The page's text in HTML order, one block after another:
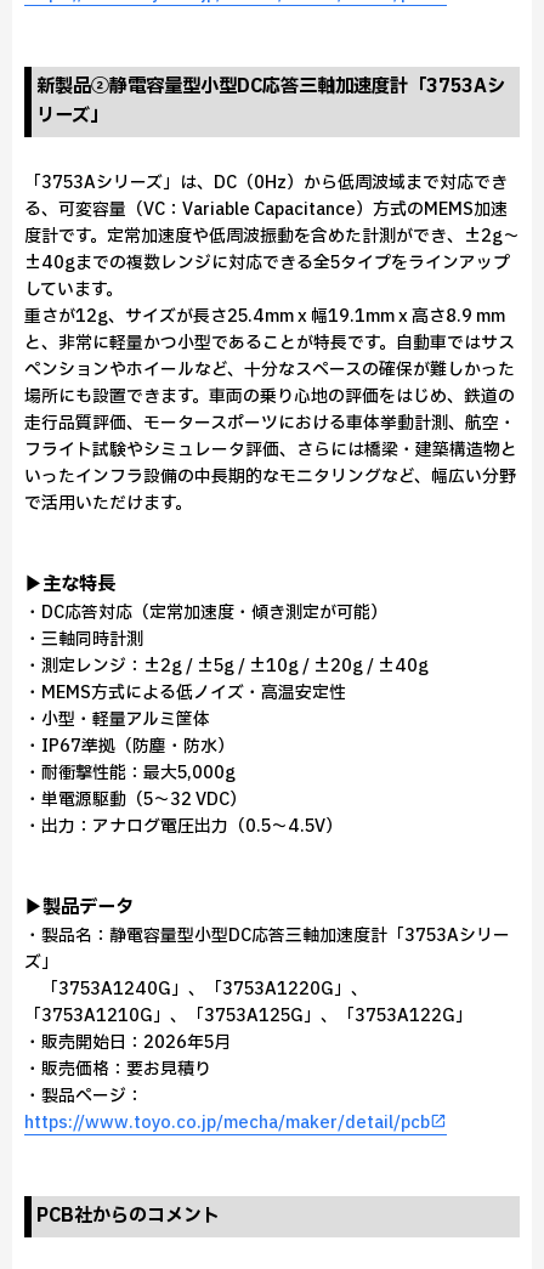
新製品②静電容量型小型DC応答三軸加速度計「3753Aシ
リーズ」
「3753Aシリーズ」は、DC（0Hz）から低周波域まで対応でき
る、可変容量（VC：Variable Capacitance）方式のMEMS加速
度計です。定常加速度や低周波振動を含めた計測ができ、±2g～
±40gまでの複数レンジに対応できる全5タイプをラインアップ
しています。
重さが12g、サイズが長さ25.4mm x 幅19.1mm x 高さ8.9 mm
と、非常に軽量かつ小型であることが特長です。自動車ではサス
ペンションやホイールなど、十分なスペースの確保が難しかった
場所にも設置できます。車両の乗り心地の評価をはじめ、鉄道の
走行品質評価、モータースポーツにおける車体挙動計測、航空・
フライト試験やシミュレータ評価、さらには橋梁・建築構造物と
いったインフラ設備の中長期的なモニタリングなど、幅広い分野
で活用いただけます。
▶主な特長
・DC応答対応（定常加速度・傾き測定が可能）
・三軸同時計測
・測定レンジ：±2g / ±5g / ±10g / ±20g / ±40g
・MEMS方式による低ノイズ・高温安定性
・小型・軽量アルミ筐体
・IP67準拠（防塵・防水）
・耐衝撃性能：最大5,000g
・単電源駆動（5～32 VDC）
・出力：アナログ電圧出力（0.5～4.5V）
▶製品データ
・製品名：静電容量型小型DC応答三軸加速度計「3753Aシリー
ズ」
「3753A1240G」、「3753A1220G」、
「3753A1210G」、「3753A125G」、「3753A122G」
・販売開始日：2026年5月
・販売価格：要お見積り
・製品ページ：
https://www.toyo.co.jp/mecha/maker/detail/pcb
PCB社からのコメント